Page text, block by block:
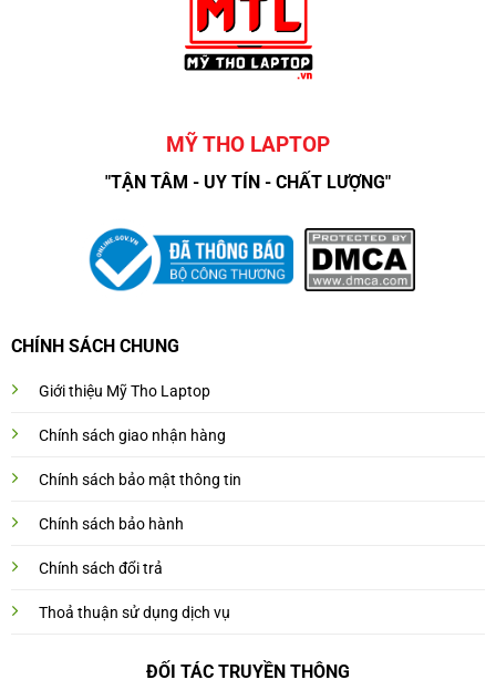
MỸ THO LAPTOP
"TẬN TÂM - UY TÍN - CHẤT LƯỢNG"
CHÍNH SÁCH CHUNG
Giới thiệu Mỹ Tho Laptop
Chính sách giao nhận hàng
Chính sách bảo mật thông tin
Chính sách bảo hành
Chính sách đổi trả
Thoả thuận sử dụng dịch vụ
ĐỐI TÁC TRUYỀN THÔNG